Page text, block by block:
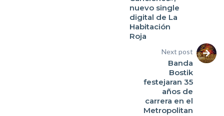
nuevo single
digital de La
Habitación
Roja
Next post
Banda
Bostik
festejaran 35
años de
carrera en el
Metropolitan